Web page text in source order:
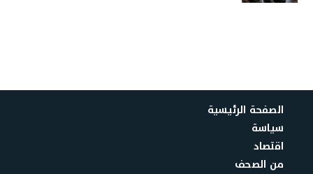
الصفحة الرئيسية
سياسة
اقتصاد
من الصحف